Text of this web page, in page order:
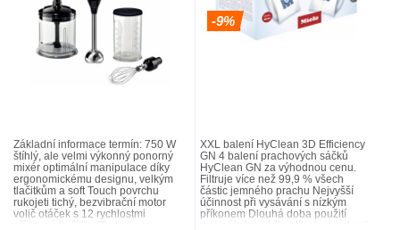
Základní informace termín: 750 W
štíhlý, ale velmi výkonný ponorný
mixér optimální manipulace díky
ergonomickému designu, velkým
tlačitkům a soft Touch povrchu
rukojeti tichý, bezvibrační motor
volič otáček s 12 rychlostmi
-9%
XXL balení HyClean 3D Efficiency
GN 4 balení prachových sáčků
HyClean GN za výhodnou cenu.
Filtruje více než 99,9 % všech
částic jemného prachu Nejvyšší
účinnost při vysávání s nízkým
příkonem Dlouhá doba použití